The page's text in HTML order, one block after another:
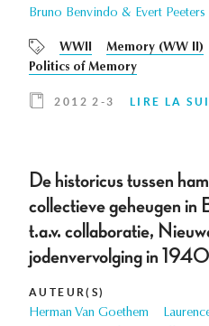
Bruno Benvindo & Evert Peeters
WWII Memory (WW II)
Politics of Memory
2012 2-3 LIRE LA
De historicus tussen
collectieve geheugen
t.a.v. collaboratie,
jodenvervolging in
AUTEUR(S)
Herman Van Goethem